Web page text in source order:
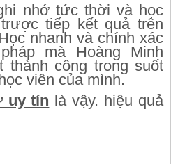
nhớ tức thời và học
tiếp kết quả trên
nhanh và chính xác
mà Hoàng Minh
thành công trong suốt
viên của mình.
uy tín là vậy. hiệu quả